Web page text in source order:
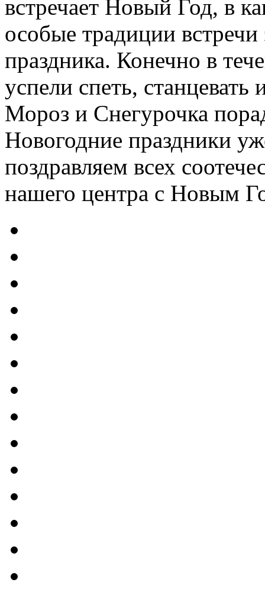
встречает Новый Год, в
особые традиции встречи
праздника. Конечно в
успели спеть, станцевать
Мороз и Снегурочка
Новогодние праздники
поздравляем всех
нашего центра с Новым